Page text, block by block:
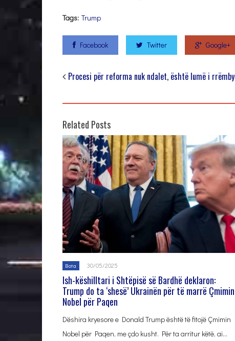
Tags: Trump
Facebook Twitter Google+
Procesi për reforma nuk ndalet, është lumë i
Related Posts
Bota 30/05/2025
Ish-këshilltari i Shtëpisë së Bardhë deklaron:
Trump do ta ‘shesë’ Ukrainën për të marrë Çmimin
Nobel për Paqen
Dëshira kryesore e Donald Trump është të fitojë Çmimin
Nobel për Paqen, me çdo kusht. Për ta arritur këtë, ai…